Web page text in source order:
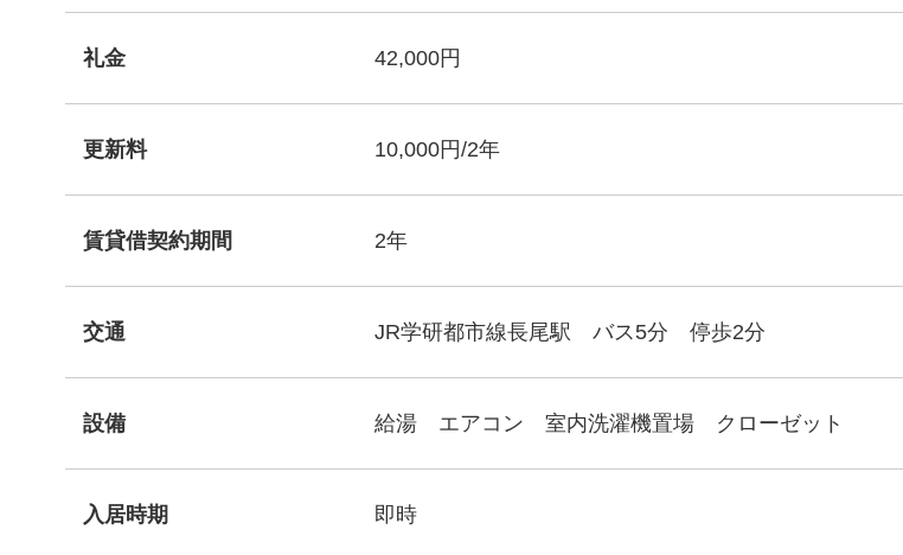
礼金 42,000円
更新料 10,000円/2年
賃貸借契約期間 2年
交通 JR学研都市線長尾駅 バス5分 停歩2分
設備 給湯 エアコン 室内洗濯機置場 クローゼット
入居時期 即時